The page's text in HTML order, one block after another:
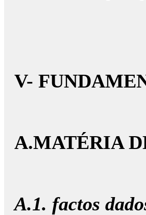
V-
A.MATÉRIA
A.1. factos